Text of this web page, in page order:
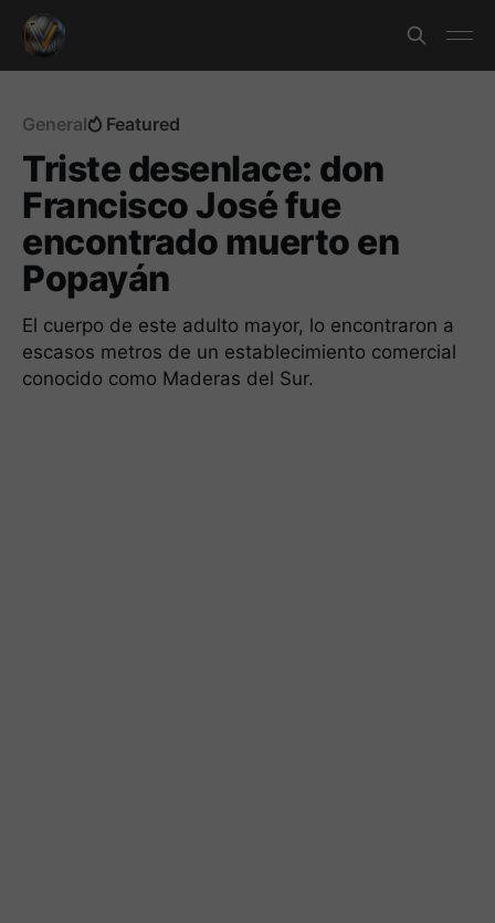
General Featured
Triste desenlace: don
Francisco José fue
encontrado muerto en
Popayán
El cuerpo de este adulto mayor, lo encontraron a
escasos metros de un establecimiento comercial
conocido como Maderas del Sur.